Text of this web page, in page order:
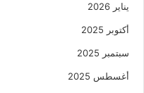
يناير 2026
أكتوبر 2025
سبتمبر 2025
أغسطس 2025